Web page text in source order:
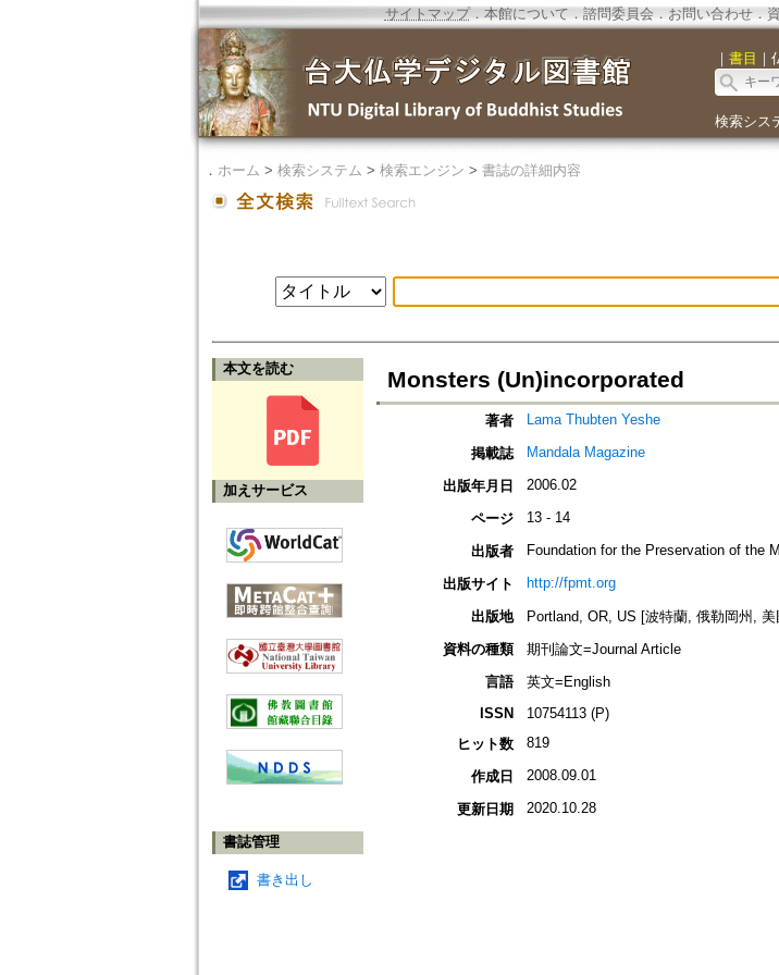
サイトマップ．本館について ． 諮問委員会． お問い合わせ．
｜ 書目 ｜
検索シス
． ホーム > 検索システム > 検索エンジン > 書誌の詳細内容
本文を読む
加えサービス
書誌管理
書き出し
Monsters (Un)incorporated
著者 Lama Thubten Yeshe
掲載誌 Mandala Magazine
出版年月日 2006.02
ページ 13 - 14
出版者 Foundation for the Preservation of the
出版サイト http://fpmt.org
出版地
Portland, OR, US [波特蘭, 俄勒岡州, 美
資料の種類
期刊論文=Journal Article
言語
英文=English
ISSN
10754113 (P)
ヒット数
819
作成日 2008.09.01
更新日期 2020.10.28